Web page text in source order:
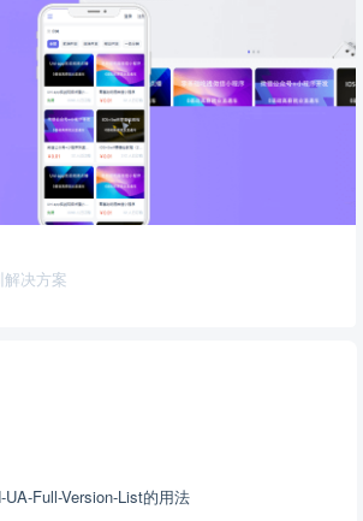
决方案
Full-Version-List的用法